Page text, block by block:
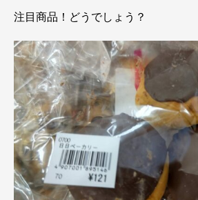
注目商品！どうでしょう？